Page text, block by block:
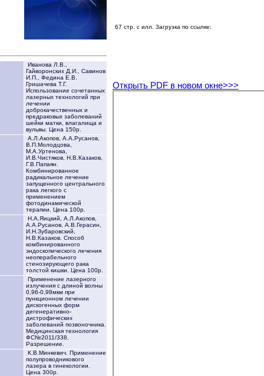
Иванова Л.В.,
Гайворонских Д.И., Савинов
И.П., Федина Е.В.
Гришачева Т.Г.
Использование сочетанных
лазерных технологий при
лечении
доброкачественных и
предраковых заболеваний
шейки матки, влагалища и
вульвы. Цена 150р.
А.Л.Акопов, А.А.Русанов,
В.П.Молодцова,
М.А.Уртенова,
И.В.Чистяков, Н.В.Казаков,
Г.В.Папаян.
Комбинированное
радикальное лечение
запущенного центрального
рака легкого с
применением
фотодинамической
терапии. Цена 100р.
Н.А.Яицкий, А.Л.Акопов,
А.А.Русанов, А.В.Герасин,
И.Н.Зубаровский,
Н.В.Казаков. Способ
комбинированного
эндоскопического лечения
неоперабельного
стенозирующего рака
толстой кишки. Цена 100р.
Применение лазерного
излучения с длиной волны
0,96-0,98мкм при
пункционном лечении
дискогенных форм
дегенеративно-
дистрофических
заболеваний позвоночника.
Медицинская технология
ФС№2011/338.
Разрешение.
К.В.Минкевич. Применение
полупроводникового
лазера в гинекологии.
Цена 300р.
67 стр. с илл. Загрузка по ссылке:
Открыть PDF в новом окне>>>